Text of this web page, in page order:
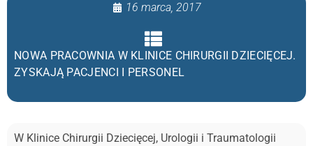
16 marca, 2017
NOWA PRACOWNIA W KLINICE CHIRURGII DZIECIĘCEJ.
ZYSKAJĄ PACJENCI I PERSONEL
W Klinice Chirurgii Dziecięcej, Urologii i Traumatologii